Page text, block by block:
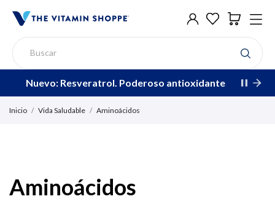
Nuevo: Resveratrol. Poderoso antioxidante
Inicio Vida Saludable Aminoácidos
Aminoácidos